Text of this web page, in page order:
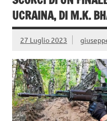
UCRAINA, DI M.K.
27 Luglio 2023